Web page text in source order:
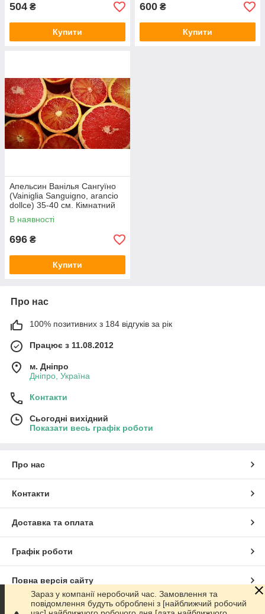
504 ₴
Купити
600 ₴
Купити
Апельсин Ванілья Сангуїно
(Vainiglia Sanguigno, arancio
dollce) 35-40 см. Кімнатний
В наявності
696 ₴
Купити
Про нас
100% позитивних з 184 відгуків за рік
Працює з 11.08.2012
м. Дніпро
Дніпро, Україна
Контакти
Сьогодні вихідний
Показати весь графік роботи
Про нас
Контакти
Доставка та оплата
Графік роботи
Повна версія сайту
Сайт створено на маркетплейсіProm.ua
Зараз у компанії неробочий час. Замовлення та
повідомлення будуть оброблені з [найближчий робочий